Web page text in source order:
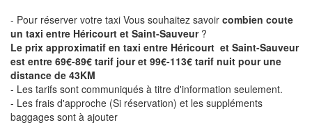
- Pour réserver votre taxi Vous souhaitez savoir combien coute
un taxi entre Héricourt et Saint-Sauveur ?
Le prix approximatif en taxi entre Héricourt et Saint-Sauveur
est entre 69€-89€ tarif jour et 99€-113€ tarif nuit pour une
distance de 43KM
- Les tarifs sont communiqués à titre d'information seulement.
- Les frais d'approche (Si réservation) et les suppléments
baggages sont à ajouter